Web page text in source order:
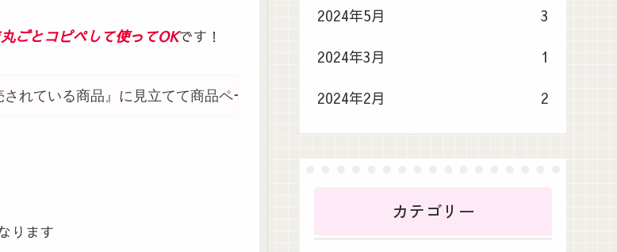
ごとコピペして使ってOKです！
れている商品』に見立てて商品ページを作って。販売価格、星の数（5点満点）、そして
ります
2024年5月 3
2024年3月 1
2024年2月 2
カテゴリー